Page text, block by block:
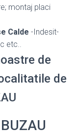
montaj placi
Calde -Indesit-
etc..
de
de